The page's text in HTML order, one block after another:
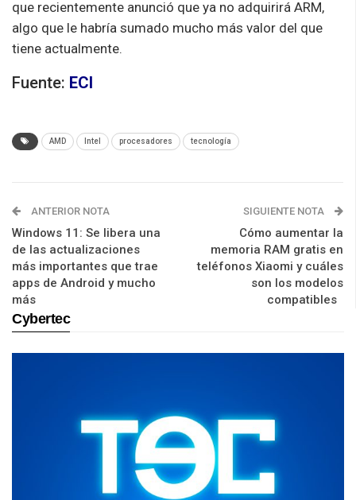
que recientemente anunció que ya no adquirirá ARM,
algo que le habría sumado mucho más valor del que
tiene actualmente.
Fuente: ECI
AMD Intel procesadores tecnología
ANTERIOR NOTA
Windows 11: Se libera una
de las actualizaciones
más importantes que trae
apps de Android y mucho
más
SIGUIENTE NOTA
Cómo aumentar la
memoria RAM gratis en
teléfonos Xiaomi y cuáles
son los modelos
compatibles
Cybertec